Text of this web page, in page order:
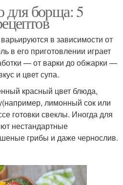
для борща: 5
в зависимости от
в его приготовлении играет
— от варки до обжарки —
и цвет супа.
красный цвет блюда,
лимонный сок или
готовки свеклы. Иногда для
нестандартные
грибы и даже чернослив.